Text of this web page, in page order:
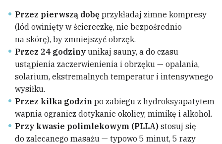
Przez pierwszą dobę przykładaj zimne kompresy
(lód owinięty w ściereczkę, nie bezpośrednio
na skórę), by zmniejszyć obrzęk.
Przez 24 godziny unikaj sauny, a do czasu
ustąpienia zaczerwienienia i obrzęku — opalania,
solarium, ekstremalnych temperatur i intensywnego
wysiłku.
Przez kilka godzin po zabiegu z hydroksyapatytem
wapnia ogranicz dotykanie okolicy, mimikę i alkohol.
Przy kwasie polimlekowym (PLLA) stosuj się
do zalecanego masażu — typowo 5 minut, 5 razy